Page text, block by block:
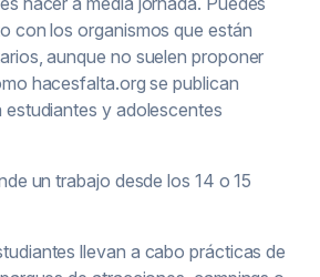
con los organismos que están
aunque no suelen proponer
hacesfalta.org se publican
y adolescentes
un trabajo desde los 14 o 15
llevan a cabo prácticas de